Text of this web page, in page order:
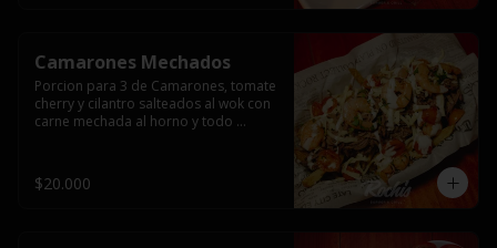
Camarones Mechados
Porcion para 3 de Camarones, tomate
cherry y cilantro salteados al wok con
carne mechada al horno y todo
casera.
$20.000